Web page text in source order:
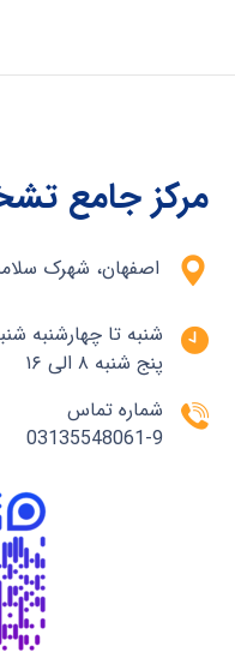
مرکز جامع
اصفهان، شهرک سلامت، پارت
شنبه تا چهارشنبه شنبه ۷:۳۰
پنج شنبه ۸ الی ۱۶
شماره تماس
03135548061-9